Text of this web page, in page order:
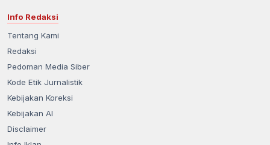
Info Redaksi
Tentang Kami
Redaksi
Pedoman Media Siber
Kode Etik Jurnalistik
Kebijakan Koreksi
Kebijakan AI
Disclaimer